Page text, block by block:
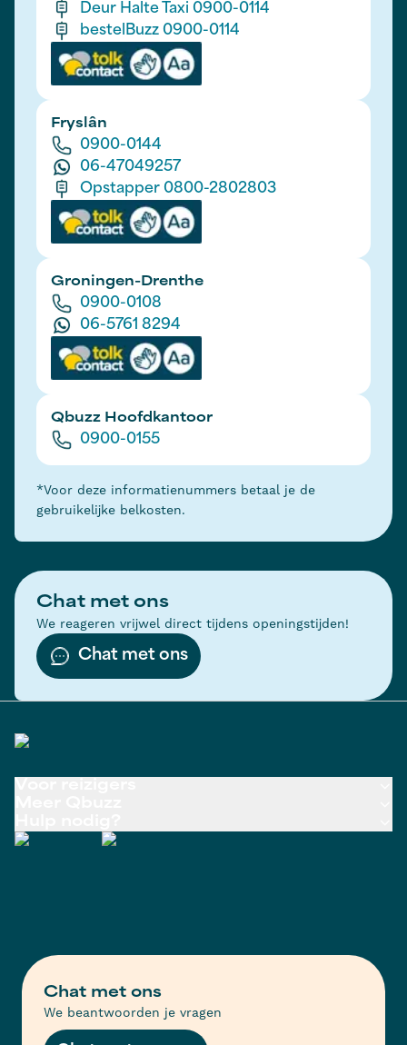
Deur Halte Taxi 0900-0114
bestelBuzz 0900-0114
Fryslân
0900-0144
06-47049257
Opstapper 0800-2802803
Groningen-Drenthe
0900-0108
06-5761 8294
Qbuzz Hoofdkantoor
0900-0155
*Voor deze informatienummers betaal je de
gebruikelijke belkosten.
Chat met ons
We reageren vrijwel direct tijdens openingstijden!
Chat met ons
Chat met ons
We beantwoorden je vragen